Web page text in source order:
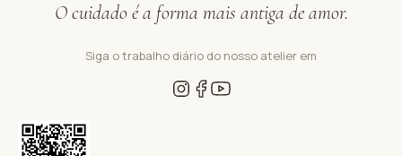
O cuidado é a forma mais antiga de amor.
Siga o trabalho diário do nosso atelier em